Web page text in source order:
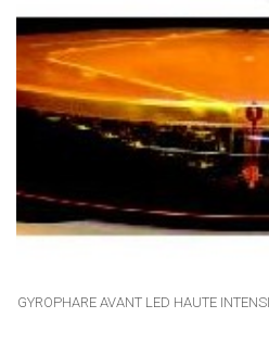
GYROPHARE AVANT LED HAUTE